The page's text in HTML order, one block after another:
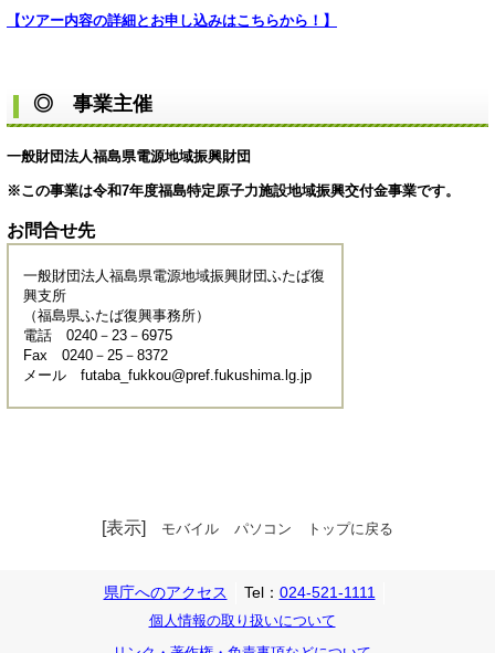
【ツアー内容の詳細とお申し込みはこちらから！】
◎ 事業主催
一般財団法人福島県電源地域振興財団
※この事業は令和7年度福島特定原子力施設地域振興交付金事業です。
お問合せ先
一般財団法人福島県電源地域振興財団ふたば復
興支所
（福島県ふたば復興事務所）
電話 0240－23－6975
Fax 0240－25－8372
メール futaba_fukkou@pref.fukushima.lg.jp
[表示] モバイル パソコン トップに戻る
県庁へのアクセス Tel： 024-521-1111
個人情報の取り扱いについて